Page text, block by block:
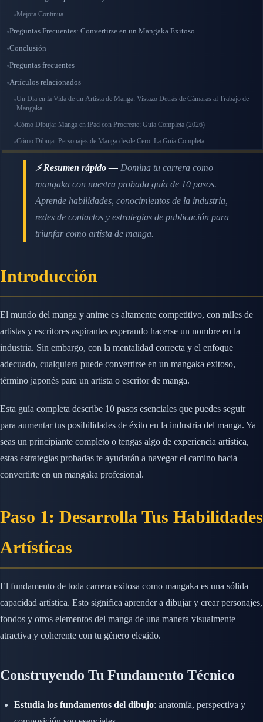
Mejora Continua
Preguntas Frecuentes: Convertirse en un Mangaka Exitoso
Conclusión
Preguntas frecuentes
Artículos relacionados
Un Día en la Vida de un Artista de Manga: Vistazo Detrás de Cámaras al Trabajo de
Mangaka
Cómo Dibujar Manga en iPad con Procreate: Guía Completa (2026)
Cómo Dibujar Personajes de Manga desde Cero: La Guía Completa
⚡ Resumen rápido — Domina tu carrera como
mangaka con nuestra probada guía de 10 pasos.
Aprende habilidades, conocimientos de la industria,
redes de contactos y estrategias de publicación para
triunfar como artista de manga.
Introducción
El mundo del manga y anime es altamente competitivo, con miles de
artistas y escritores aspirantes esperando hacerse un nombre en la
industria. Sin embargo, con la mentalidad correcta y el enfoque
adecuado, cualquiera puede convertirse en un mangaka exitoso,
término japonés para un artista o escritor de manga.
Esta guía completa describe 10 pasos esenciales que puedes seguir
para aumentar tus posibilidades de éxito en la industria del manga. Ya
seas un principiante completo o tengas algo de experiencia artística,
estas estrategias probadas te ayudarán a navegar el camino hacia
convertirte en un mangaka profesional.
Paso 1: Desarrolla Tus Habilidades
Artísticas
El fundamento de toda carrera exitosa como mangaka es una sólida
capacidad artística. Esto significa aprender a dibujar y crear personajes,
fondos y otros elementos del manga de una manera visualmente
atractiva y coherente con tu género elegido.
Construyendo Tu Fundamento Técnico
Estudia los fundamentos del dibujo: anatomía, perspectiva y